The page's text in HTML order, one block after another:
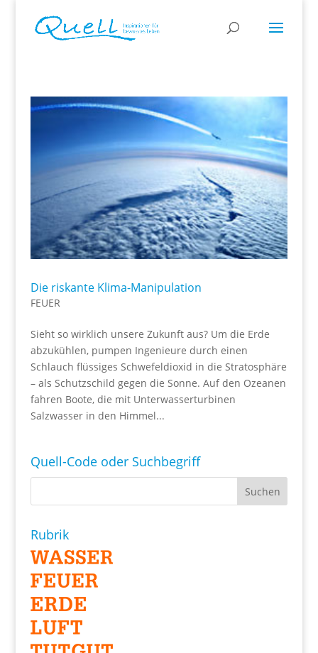
Die riskante Klima-Manipulation
FEUER
Sieht so wirklich unsere Zukunft aus? Um die Erde
abzukühlen, pumpen Ingenieure durch einen
Schlauch flüssiges Schwefeldioxid in die Stratosphäre
– als Schutzschild gegen die Sonne. Auf den Ozeanen
fahren Boote, die mit Unterwasserturbinen
Salzwasser in den Himmel...
Quell-Code oder Suchbegriff
Rubrik